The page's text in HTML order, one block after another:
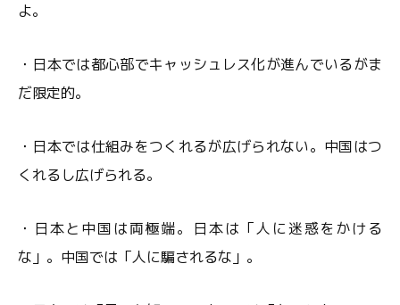
よ。
・日本では都心部でキャッシュレス化が進んでいるがま
だ限定的。
・日本では仕組みをつくれるが広げられない。中国はつ
くれるし広げられる。
・日本と中国は両極端。日本は「人に迷惑をかける
な」。中国では「人に騙されるな」。